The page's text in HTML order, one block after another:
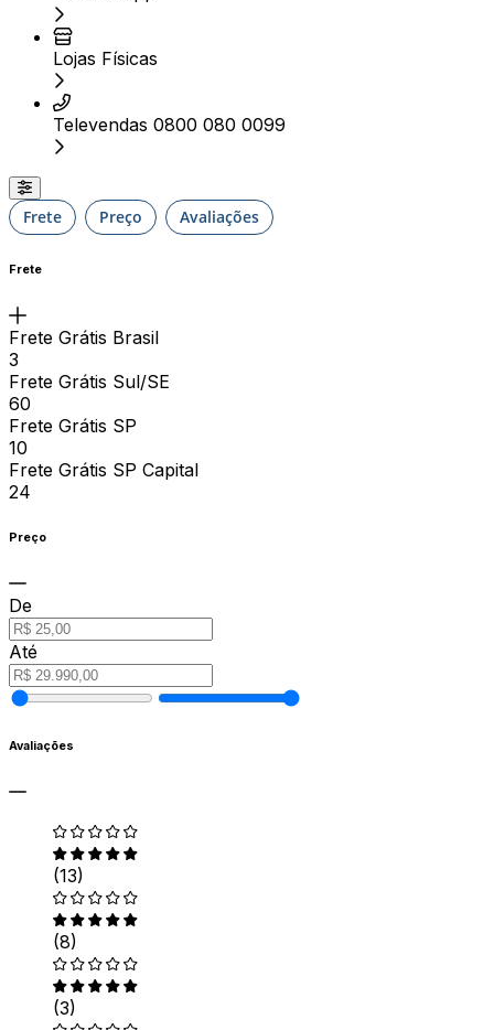
Lojas Físicas
Televendas 0800 080 0099
Frete Preço Avaliações
Frete
Frete Grátis Brasil
3
Frete Grátis Sul/SE
60
Frete Grátis SP
10
Frete Grátis SP Capital
24
Preço
De
Até
Avaliações
(13)
(8)
(3)